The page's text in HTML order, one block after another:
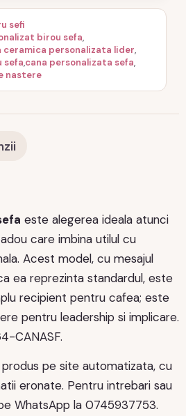
sefi
birou sefa,
ceramica personalizata lider,
sefa,cana personalizata sefa,
nastere
este alegerea ideala atunci
care imbina utilul cu
Acest model, cu mesajul
ea reprezinta standardul, este
recipient pentru cafea; este
pentru leadership si implicare.
CANASF.
pe site automatizata, cu
eronate. Pentru intrebari sau
WhatsApp la 0745937753.